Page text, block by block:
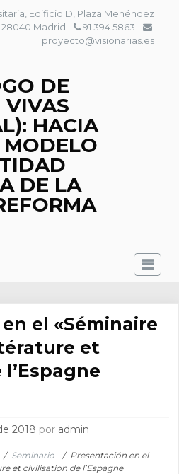
Edificio D, Plaza Menéndez
28040 Madrid
91 394 5863
proyecto@visionarias.es
DE
VIVAS
HACIA
MODELO
DE LA
el «Séminaire
et
2018 por admin
/ Seminario / Presentación en el
et civilisation de l’Espagne